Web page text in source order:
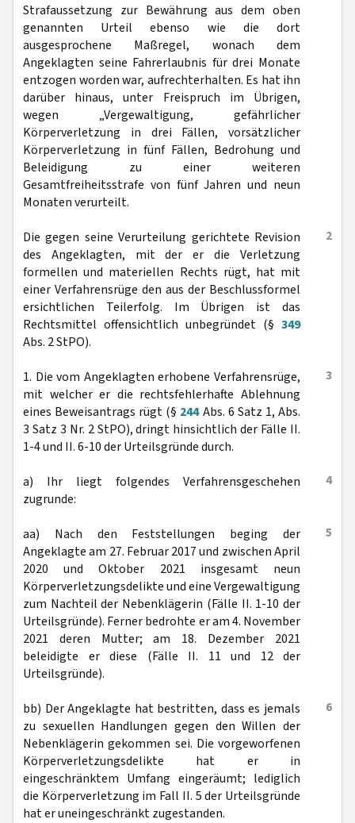
Strafaussetzung zur Bewährung aus dem oben
genannten Urteil ebenso wie die dort
ausgesprochene Maßregel, wonach dem
Angeklagten seine Fahrerlaubnis für drei Monate
entzogen worden war, aufrechterhalten. Es hat ihn
darüber hinaus, unter Freispruch im Übrigen,
wegen „Vergewaltigung, gefährlicher
Körperverletzung in drei Fällen, vorsätzlicher
Körperverletzung in fünf Fällen, Bedrohung und
Beleidigung zu einer weiteren
Gesamtfreiheitsstrafe von fünf Jahren und neun
Monaten verurteilt.
2
Die gegen seine Verurteilung gerichtete Revision
des Angeklagten, mit der er die Verletzung
formellen und materiellen Rechts rügt, hat mit
einer Verfahrensrüge den aus der Beschlussformel
ersichtlichen Teilerfolg. Im Übrigen ist das
Rechtsmittel offensichtlich unbegründet (§ 349
Abs. 2 StPO).
3
1. Die vom Angeklagten erhobene Verfahrensrüge,
mit welcher er die rechtsfehlerhafte Ablehnung
eines Beweisantrags rügt (§ 244Abs. 6 Satz 1, Abs.
3 Satz 3 Nr. 2 StPO), dringt hinsichtlich der Fälle II.
1-4 und II. 6-10 der Urteilsgründe durch.
4
a) Ihr liegt folgendes Verfahrensgeschehen
zugrunde:
5
aa) Nach den Feststellungen beging der
Angeklagte am 27. Februar 2017 und zwischen April
2020 und Oktober 2021 insgesamt neun
Körperverletzungsdelikte und eine Vergewaltigung
zum Nachteil der Nebenklägerin (Fälle II. 1-10 der
Urteilsgründe). Ferner bedrohte er am 4. November
2021 deren Mutter; am 18. Dezember 2021
beleidigte er diese (Fälle II. 11 und 12 der
Urteilsgründe).
6
bb) Der Angeklagte hat bestritten, dass es jemals
zu sexuellen Handlungen gegen den Willen der
Nebenklägerin gekommen sei. Die vorgeworfenen
Körperverletzungsdelikte hat er in
eingeschränktem Umfang eingeräumt; lediglich
die Körperverletzung im Fall II. 5 der Urteilsgründe
hat er uneingeschränkt zugestanden.